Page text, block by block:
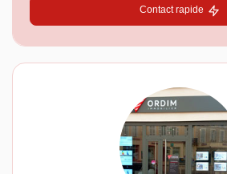
Contact rapide